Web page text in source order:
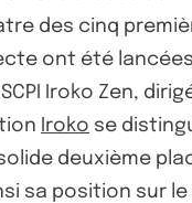
des cinq
ont été lancées
Iroko Zen,
Iroko se
deuxième
sa position sur le